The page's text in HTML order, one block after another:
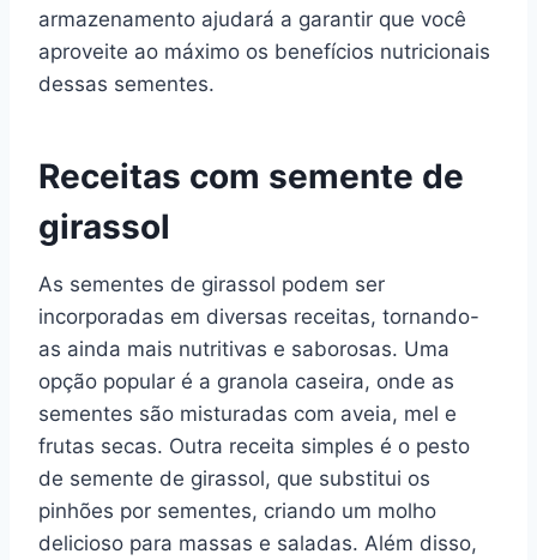
armazenamento ajudará a garantir que você
aproveite ao máximo os benefícios nutricionais
dessas sementes.
Receitas com semente de
girassol
As sementes de girassol podem ser
incorporadas em diversas receitas, tornando-
as ainda mais nutritivas e saborosas. Uma
opção popular é a granola caseira, onde as
sementes são misturadas com aveia, mel e
frutas secas. Outra receita simples é o pesto
de semente de girassol, que substitui os
pinhões por sementes, criando um molho
delicioso para massas e saladas. Além disso,